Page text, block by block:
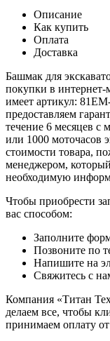
Описание
Как купить
Оплата
Доставка
Башмак для
покупки в интернет-
имеет артикул:
предоставляем
течение 6 месяцев с
или 1000 моточасов
стоимости товара,
менеджером,
необходимую
Чтобы приобрести
вас способом:
Заполните
Позвоните по
Напишите на
Свяжитесь с
Компания «Титан
делаем все, чтобы
принимаем оплату